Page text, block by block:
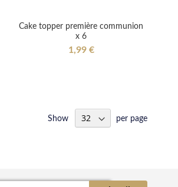
Cake topper première communion
x 6
1,99 €
Show per page